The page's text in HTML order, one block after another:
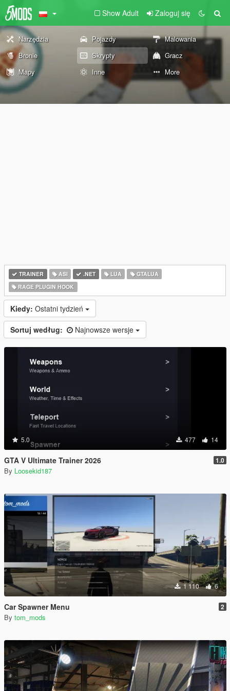
Show Adult Zaloguj się
Narzędzia Pojazdy
Malowania
Bronie
Skrypty
Gracz
Mapy
Inne More
TRAINER ASI .NET LUA
GTALUA
RAGE PLUGIN HOOK
Kiedy: Ostatni tydzień
Sortuj według: Najnowsze wersje
5.0 477 14
GTA V Ultimate Trainer 2026 1.0
By Loosekid187
1 110 6
Car Spawner Menu 2
By tom_mods